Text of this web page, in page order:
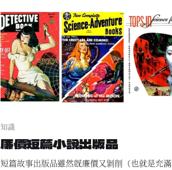
知識
廉價短篇小說出版品
短篇故事出版品雖然既廉價又剝削（也就是充滿